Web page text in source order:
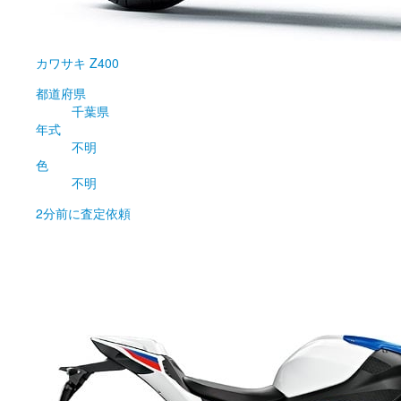
カワサキ Z400
都道府県
千葉県
年式
不明
色
不明
2分前に査定依頼